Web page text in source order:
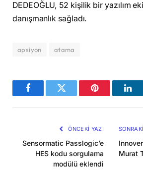
DEDEOĞLU, 52 kişilik bir yazılım
danışmanlık sağladı.
apsiyon atama
FacebookTwitter Pinterest
ÖNCEKI YAZI
Sensormatic Passlogic’e
HES kodu sorgulama
modülü eklendi
Murat